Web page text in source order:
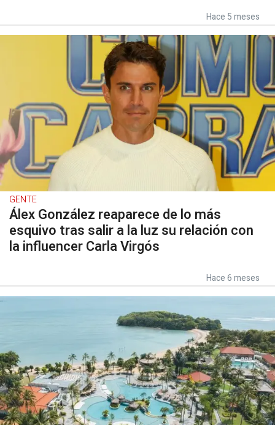
Hace 5 meses
GENTE
Álex González reaparece de lo más
esquivo tras salir a la luz su relación con
la influencer Carla Virgós
Hace 6 meses